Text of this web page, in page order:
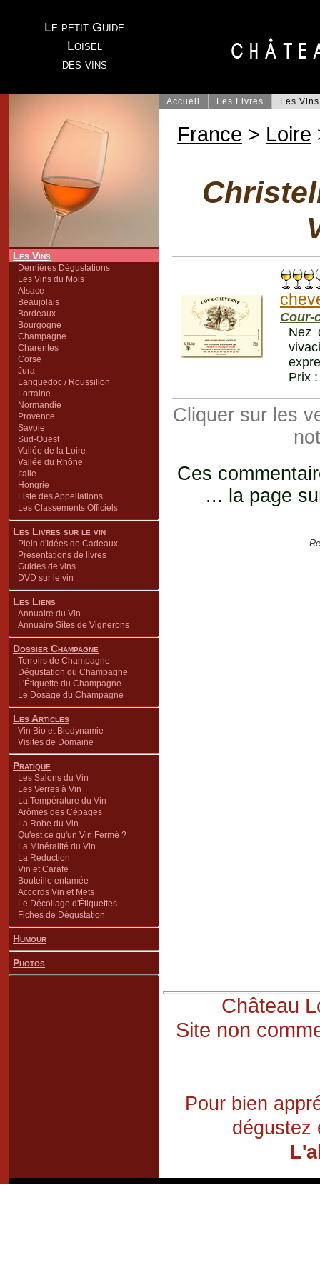
Le petit Guide
Loisel
des vins
Les Vins
Dernières Dégustations
Les Vins du Mois
Alsace
Beaujolais
Bordeaux
Bourgogne
Champagne
Charentes
Corse
Jura
Languedoc / Roussillon
Lorraine
Normandie
Provence
Savoie
Sud-Ouest
Vallée de la Loire
Vallée du Rhône
Italie
Hongrie
Liste des Appellations
Les Classements Officiels
Les Livres sur le vin
Plein d'Idées de Cadeaux
Présentations de livres
Guides de vins
DVD sur le vin
Les Liens
Annuaire du Vin
Annuaire Sites de Vignerons
Dossier Champagne
Terroirs de Champagne
Dégustation du Champagne
L'Étiquette du Champagne
Le Dosage du Champagne
Les Articles
Vin Bio et Biodynamie
Visites de Domaine
Pratique
Les Salons du Vin
Les Verres à Vin
La Température du Vin
Arômes des Cépages
La Robe du Vin
Qu'est ce qu'un Vin Fermé ?
La Minéralité du Vin
La Réduction
Vin et Carafe
Bouteille entamée
Accords Vin et Mets
Le Décollage d'Étiquettes
Fiches de Dégustation
Humour
Photos
Accueil Les Livres Les Vins
France > Loire
Cour-
Nez
Prix :
Cliquer sur les
Ces
... la page
Château
Site non
Pour bien
dégustez